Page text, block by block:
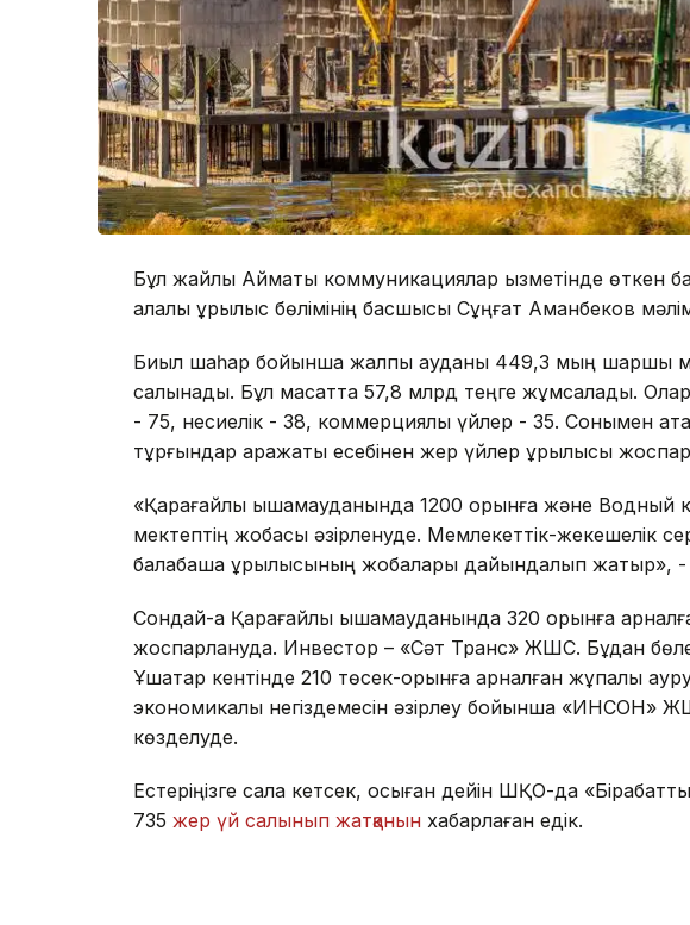
Бұл жайлы Аймақтық коммуникациялар қызметінде өткен
қалалық құрылыс бөлімінің басшысы Сұңғат Аманбеков
Биыл шаһар бойынша жалпы ауданы 449,3 мың шаршы
салынады. Бұл мақсатта 57,8 млрд теңге жұмсалады.
- 75, несиелік - 38, коммерциялық үйлер - 35. Сонымен
тұрғындар қаражаты есебінен жер үйлер құрылысы
«Қарағайлы ықшамауданында 1200 орынға және Водный
мектептің жобасы әзірленуде. Мемлекеттік-жекешелік
балабақша құрылысының жобалары дайындалып жатыр», -
Сондай-ақ Қарағайлы ықшамауданында 320 орынға
жоспарлануда. Инвестор – «Сәт Транс» ЖШС. Бұдан
Ұшақтар кентінде 210 төсек-орынға арналған жұқпалы
экономикалық негіздемесін әзірлеу бойынша
көзделуде.
Естеріңізге сала кетсек, осыған дейін ШҚО-да
735 жер үй салынып жатқанын хабарлаған едік.